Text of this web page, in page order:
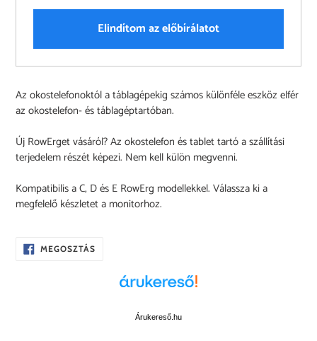
Elindítom az előbírálatot
termék
felvéve
kosárba
Az okostelefonoktól a táblagépekig számos különféle eszköz elfér
az okostelefon- és táblagéptartóban.
Új RowErget vásáról? Az okostelefon és tablet tartó a szállítási
terjedelem részét képezi. Nem kell külön megvenni.
Kompatibilis a C, D és E RowErg modellekkel. Válassza ki a
megfelelő készletet a monitorhoz.
MEGOSZTÁSOSZD
Árukereső.hu